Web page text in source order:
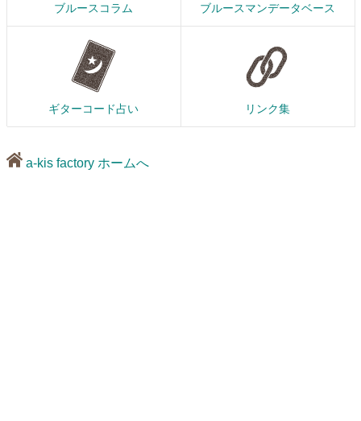
ブルースコラム ブルースマンデータベース
ギターコード占い リンク集
a-kis factory ホームへ